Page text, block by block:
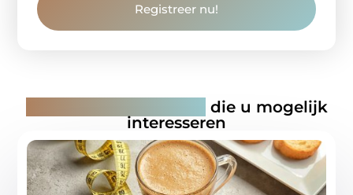
Registreer nu!
die u mogelijk
interesseren